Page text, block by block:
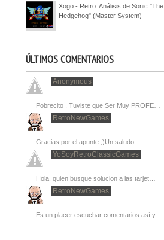
Xogo - Retro: Análisis de Sonic "The
Hedgehog" (Master System)
ÚLTIMOS COMENTARIOS
Anonymous
Pobrecito , Tuviste que Ser Muy PROFE…
RetroNewGames
Gracias por el apunte ;)Un saludo.
YoSoyRetroClassicGames
Hola, quien busque solucion a las tarjet…
RetroNewGames
Es un placer escuchar comentarios así y …